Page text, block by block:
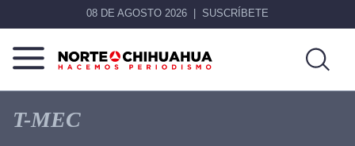
08 DE AGOSTO 2026 SUSCRÍBETE
Norte
De
Chihuahua
Más
que
noticias,
T-MEC